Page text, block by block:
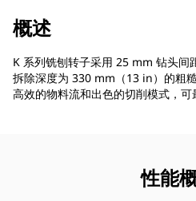
概述
K 系列铣刨转子采用 25 mm 钻头间
拆除深度为 330 mm（13 in）的粗
高效的物料流和出色的切削模式，可
性能